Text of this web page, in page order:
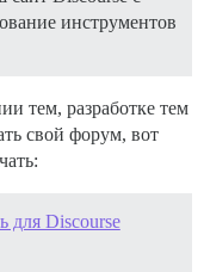
инструментов
тем, разработке тем
свой форум, вот
для Discourse